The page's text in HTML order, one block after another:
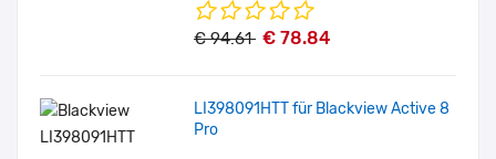
€ 94.61 € 78.84
LI398091HTT für Blackview Active 8
Pro